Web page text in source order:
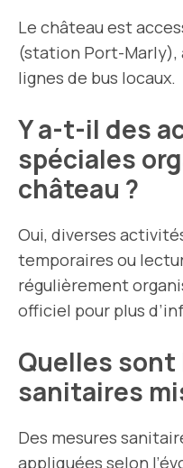
Le château est
(station Port-Marly),
lignes de bus locaux.
Y a-t-il des
spéciales
château ?
Oui, diverses
temporaires ou
régulièrement
officiel pour plus
Quelles
sanitaires
Des mesures
appliquées selon